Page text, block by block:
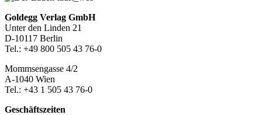
Footer-
Section
Goldegg Verlag GmbH
Unter den Linden 21
D-10117 Berlin
Tel.: +49 800 505 43 76-0
Mommsengasse 4/2
A-1040 Wien
Tel.: +43 1 505 43 76-0
Geschäftszeiten